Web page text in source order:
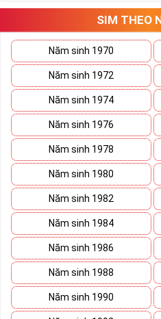
đạt, người có vị thế khẳng định
thương trường. Sở hữu sim số đẹp
sẽ giúp bạn xây dựng thương
doanh biến nó thành vũ khí sắc
tranh trên bàn đàm phán.
Ý nghĩa Sim Lục Quý 9 được coi
lực của bậc đế vương. Việc kết
sẽ giúp chosim số đẹpgiàu ý
địa vị và tiền tài.
Theo phong thủy đây còn là số
cuộc sống giàu sang phú quý cho
còn là bùa hộ mệnh xua đuổi tà
luôn bình an và hạnh phúc.
Tại sao nên sở hữu Sim
SIM THEO
Năm sinh 1970
Năm sinh 1972
Năm sinh 1974
Năm sinh 1976
Năm sinh 1978
Năm sinh 1980
Năm sinh 1982
Năm sinh 1984
Năm sinh 1986
Năm sinh 1988
Năm sinh 1990